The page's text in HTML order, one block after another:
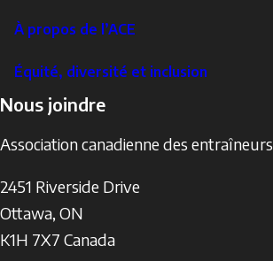
À propos de l’ACE
Équité, diversité et inclusion
Nous joindre
Association canadienne des entraîneurs
2451 Riverside Drive
Ottawa, ON
K1H 7X7 Canada